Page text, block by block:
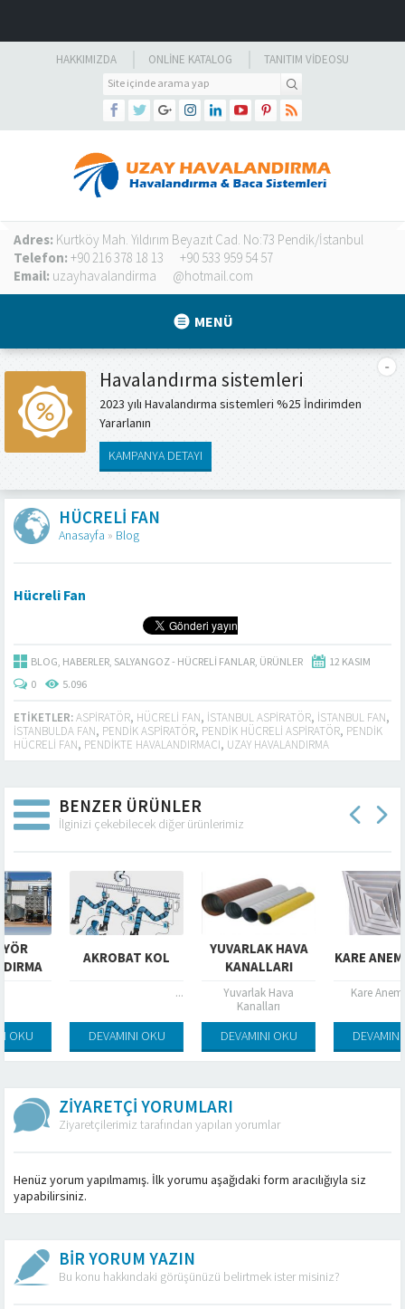
HAKKIMIZDA ONLINE KATALOG TANITIM VIDEOSU
Adres: Kurtköy Mah. Yıldırım Beyazıt Cad. No:73 Pendik/İstanbul
Telefon: +90 216 378 18 13
+90 533 959 54 57
Email: uzayhavalandirma @hotmail.com
MENÜ
Havalandırma sistemleri
2023 yılı Havalandırma sistemleri %25 İndirimden
Yararlanın
KAMPANYA DETAYI
HÜCRELI FAN
Anasayfa » Blog
Hücreli Fan
BLOG, HABERLER, SALYANGOZ - HÜCRELI FANLAR, ÜRÜNLER
12 KASIM
0
5.096
ETIKETLER:ASPIRATÖR, HÜCRELI FAN, ISTANBUL ASPIRATÖR, ISTANBUL FAN,
ISTANBULDA FAN, PENDIK ASPIRATÖR, PENDIK HÜCRELI ASPIRATÖR, PENDIK
HÜCRELI FAN, PENDIKTE HAVALANDIRMACI, UZAY HAVALANDIRMA
BENZER ÜRÜNLER
İlginizi çekebilecek diğer ürünlerimiz
AKROBAT KOL
DEVAMINI OKU
YUVARLAK HAVA
KANALLARI
Yuvarlak Hava
DEVAMINI OKU
KARE ANEMOSTAD
Kare Anemostad
DEVAMINI OKU
ZİYARETÇİ YORUMLARI
Ziyaretçilerimiz tarafından yapılan yorumlar
Henüz yorum yapılmamış. İlk yorumu aşağıdaki form aracılığıyla siz
yapabilirsiniz.
BİR YORUM YAZIN
Bu konu hakkındaki görüşünüzü belirtmek ister misiniz?